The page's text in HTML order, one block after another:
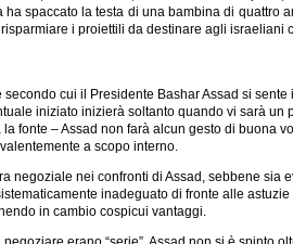
spaccato la testa di una bambina di
i proiettili da destinare agli
cui il Presidente Bashar Assad si
iniziato inizierà soltanto quando vi sarà
fonte – Assad non farà alcun gesto di
a scopo interno.
negoziale nei confronti di Assad, sebbene
inadeguato di fronte alle
in cambio cospicui vantaggi.